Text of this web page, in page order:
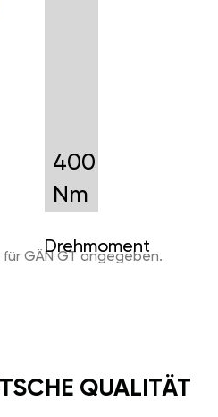
400
Nm
Drehmoment
GÄN GT angegeben.
QUALITÄT